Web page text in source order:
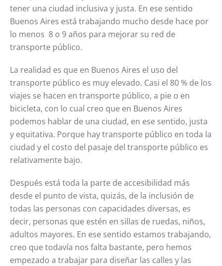
tener una ciudad inclusiva y justa. En ese sentido
Buenos Aires está trabajando mucho desde hace por
lo menos 8 o 9 años para mejorar su red de
transporte público.
La realidad es que en Buenos Aires el uso del
transporte público es muy elevado. Casi el 80 % de los
viajes se hacen en transporte público, a pie o en
bicicleta, con lo cual creo que en Buenos Aires
podemos hablar de una ciudad, en ese sentido, justa
y equitativa. Porque hay transporte público en toda la
ciudad y el costo del pasaje del transporte público es
relativamente bajo.
Después está toda la parte de accesibilidad más
desde el punto de vista, quizás, de la inclusión de
todas las personas con capacidades diversas, es
decir, personas que estén en sillas de ruedas, niños,
adultos mayores. En ese sentido estamos trabajando,
creo que todavía nos falta bastante, pero hemos
empezado a trabajar para diseñar las calles y las